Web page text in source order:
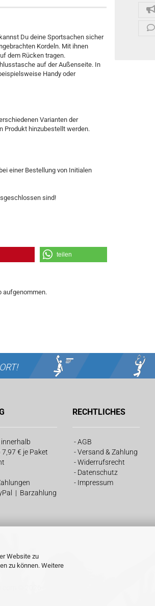
Website zu
zu können. Weitere
Du deine Sportsachen sicher
Kordeln. Mit ihnen
dem Rücken tragen.
auf der Außenseite. In
Handy oder
Varianten der
Produkt hinzubestellt werden.
einer Bestellung von Initialen
sind!
teilen
aufgenommen.
€ je Paket
| Barzahlung
RECHTLICHES
-AGB
-Versand & Zahlung
-Widerrufsrecht
- Datenschutz
- Impressum